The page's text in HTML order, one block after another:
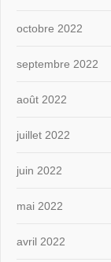
octobre 2022
septembre 2022
août 2022
juillet 2022
juin 2022
mai 2022
avril 2022